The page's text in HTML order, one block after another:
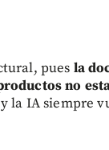
pues la
no
la IA siempre